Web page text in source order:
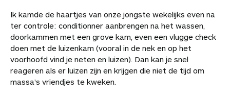
Ik kamde de haartjes van onze jongste wekelijks even na
ter controle: conditionner aanbrengen na het wassen,
doorkammen met een grove kam, even een vlugge check
doen met de luizenkam (vooral in de nek en op het
voorhoofd vind je neten en luizen). Dan kan je snel
reageren als er luizen zijn en krijgen die niet de tijd om
massa's vriendjes te kweken.